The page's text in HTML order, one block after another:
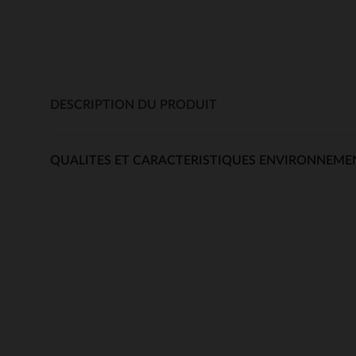
DESCRIPTION DU PRODUIT
QUALITES ET CARACTERISTIQUES